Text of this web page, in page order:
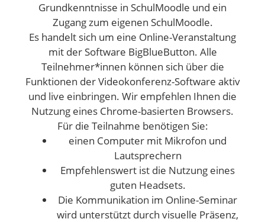
Grundkenntnisse in SchulMoodle und ein
Zugang zum eigenen SchulMoodle.
Es handelt sich um eine Online-Veranstaltung
mit der Software BigBlueButton. Alle
Teilnehmer*innen können sich über die
Funktionen der Videokonferenz-Software aktiv
und live einbringen. Wir empfehlen Ihnen die
Nutzung eines Chrome-basierten Browsers.
Für die Teilnahme benötigen Sie:
einen Computer mit Mikrofon und
Lautsprechern
Empfehlenswert ist die Nutzung eines
guten Headsets.
Die Kommunikation im Online-Seminar
wird unterstützt durch visuelle Präsenz,